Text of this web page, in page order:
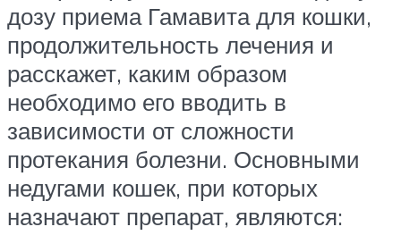
дозу приема Гамавита для кошки,
продолжительность лечения и
расскажет, каким образом
необходимо его вводить в
зависимости от сложности
протекания болезни. Основными
недугами кошек, при которых
назначают препарат, являются: